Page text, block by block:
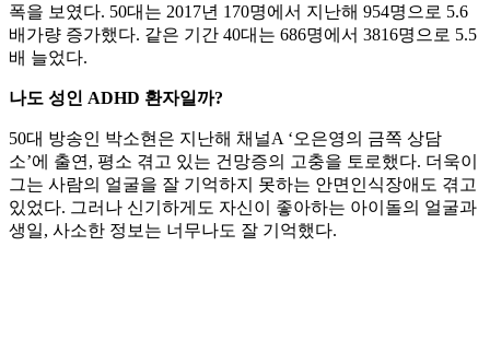
폭을 보였다. 50대는 2017년 170명에서 지난해 954명으로 5.6
배가량 증가했다. 같은 기간 40대는 686명에서 3816명으로 5.5
배 늘었다.
나도 성인 ADHD 환자일까?
50대 방송인 박소현은 지난해 채널A ‘오은영의 금쪽 상담
소’에 출연, 평소 겪고 있는 건망증의 고충을 토로했다. 더욱이
그는 사람의 얼굴을 잘 기억하지 못하는 안면인식장애도 겪고
있었다. 그러나 신기하게도 자신이 좋아하는 아이돌의 얼굴과
생일, 사소한 정보는 너무나도 잘 기억했다.